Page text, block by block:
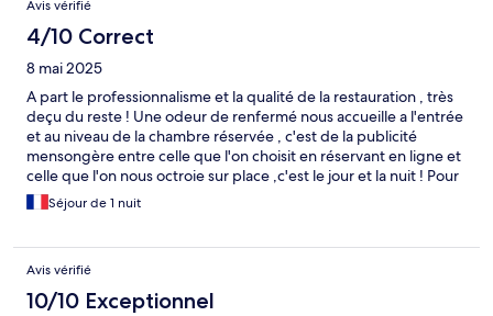
Avis vérifié
4/10 Correct
8 mai 2025
A part le professionnalisme et la qualité de la restauration , très
deçu du reste ! Une odeur de renfermé nous accueille a l'entrée
et au niveau de la chambre réservée , c'est de la publicité
mensongère entre celle que l'on choisit en réservant en ligne et
celle que l'on nous octroie sur place ,c'est le jour et la nuit ! Pour
le prix si onéreux , c'est déplorable. Je ne recommande pas cet
établissement ou alors revoir toute l'architecture. Par contre ,
Séjour de 1 nuit
Avis vérifié
10/10 Exceptionnel